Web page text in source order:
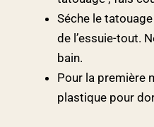
Séche le
de l’essuie-tout.
bain.
Pour la première
plastique pour